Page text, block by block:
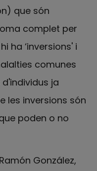
que són
complet per
ha ‘inversions' i
comunes
ja
les inversions són
poden o no
González,